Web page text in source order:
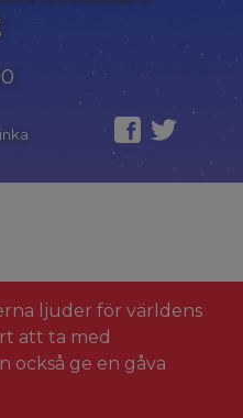
ljuder för världens
att ta med
också ge en gåva